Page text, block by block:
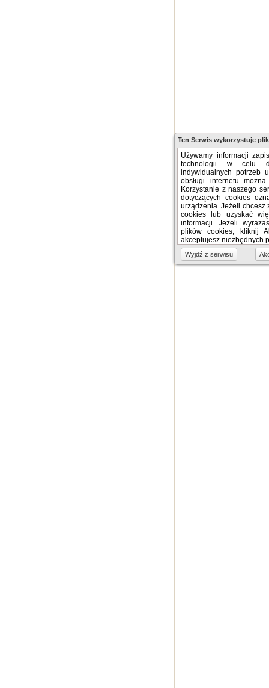
Ten Serwis wykorzystuje
Używamy informacji
technologii w celu
indywidualnych potrzeb
obsługi internetu
Korzystanie z naszego
dotyczących cookies
urządzenia. Jeżeli chcesz
cookies lub uzyskać
informacji. Jeżeli
plików cookies, kliknij
akceptujesz niezbędnych
Wyjdź z serwisu